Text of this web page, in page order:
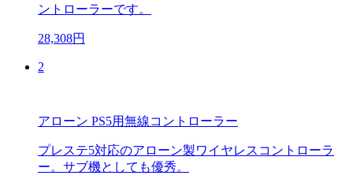
ントローラーです。
28,308円
2
アローン PS5用無線コントローラー
プレステ5対応のアローン製ワイヤレスコントローラ
ー。サブ機としても優秀。